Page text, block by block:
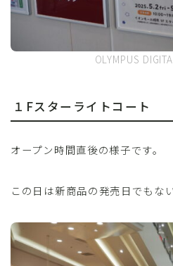
OLYMPUS
１Fスターライトコート
オープン時間直後の様子です。
この日は新商品の発売日でもな